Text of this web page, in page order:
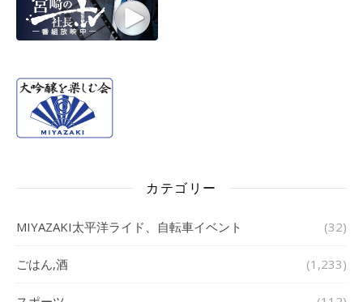
カテゴリー
MIYAZAKI太平洋ライド、自転車イベント (32)
ごはん,酒 (1,233)